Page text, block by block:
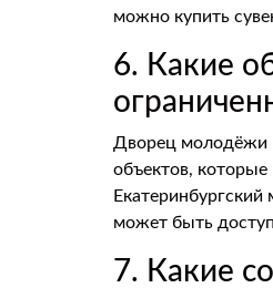
можно купить
6. Какие
Дворец молодёжи
объектов,
может быть
7. Какие